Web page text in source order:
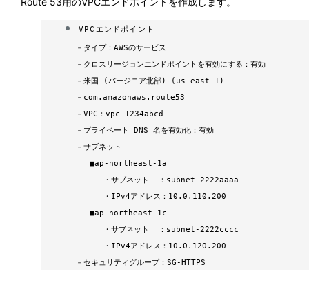
VPCエンドポイント
－ タイプ：AWSのサービス
－ クロスリージョンエンドポイントを有効にする：有効
－ 米国 (バージニア北部) (us-east-1)
－ com.amazonaws.route53
－ VPC：vpc-1234abcd
－ プライベート DNS 名を有効化：有効
－ サブネット
■ap-northeast-1a
・ サブネット ：subnet-2222aaaa
・ IPv4アドレス：10.0.110.200
■ap-northeast-1c
・ サブネット ：subnet-2222cccc
・ IPv4アドレス：10.0.120.200
－ セキュリティグループ：SG-HTTPS